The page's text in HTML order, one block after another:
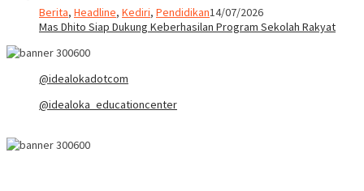
Berita, Headline, Kediri, Pendidikan14/07/2026
Mas Dhito Siap Dukung Keberhasilan Program Sekolah Rakyat
@idealokadotcom
@idealoka_educationcenter